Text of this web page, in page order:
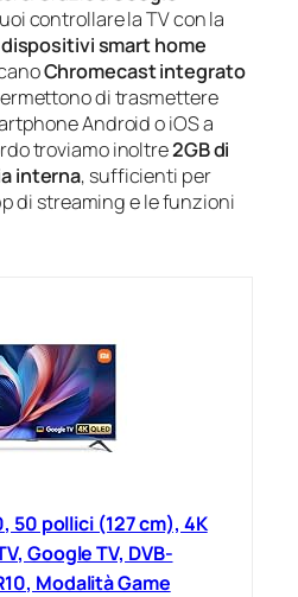
controllare la TV con la
dispositivi smart home
Chromecast integrato
di trasmettere
Android o iOS a
troviamo inoltre2GB di
interna, sufficienti per
di streaming e le funzioni
50 pollici (127 cm), 4K
Google TV, DVB-
Modalità Game